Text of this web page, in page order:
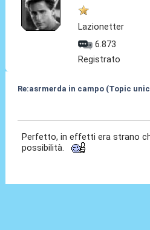
Lazionetter
6.873
Registrato
Re:asrmerda in campo (Topic
Perfetto, in effetti era strano
possibilità.